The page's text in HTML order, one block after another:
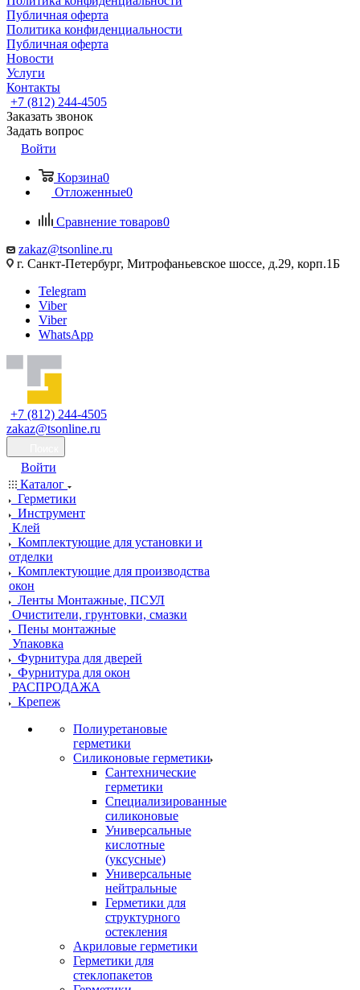
Публичная оферта
Политика конфиденциальности
Публичная оферта
Новости
Услуги
Контакты
+7 (812) 244-4505
Заказать звонок
Задать вопрос
Войти
Корзина0
Отложенные0
Сравнение товаров0
zakaz@tsonline.ru
г. Санкт-Петербург, Митрофаньевское шоссе, д.29, корп.1Б
Telegram
Viber
Viber
WhatsApp
+7 (812) 244-4505
zakaz@tsonline.ru
Войти
Каталог
Герметики
Инструмент
Клей
Комплектующие для установки и
отделки
Комплектующие для производства
окон
Ленты Монтажные, ПСУЛ
Очистители, грунтовки, смазки
Пены монтажные
Упаковка
Фурнитура для дверей
Фурнитура для окон
РАСПРОДАЖА
Крепеж
Полиуретановые
герметики
Силиконовые герметики
Сантехнические
герметики
Специализированные
силиконовые
Универсальные
кислотные
(уксусные)
Универсальные
нейтральные
Герметики для
структурного
остекления
Акриловые герметики
Герметики для
стеклопакетов